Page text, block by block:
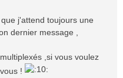
j'attend toujours une
dernier message ,
,si vous voulez
!